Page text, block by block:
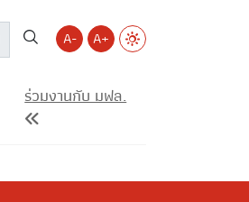
A- A+
ร่วมงานกับ มฟล.